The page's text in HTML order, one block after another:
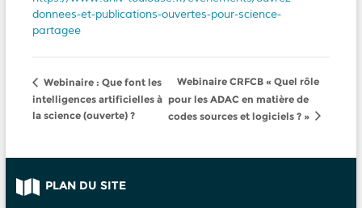
donnees-et-publications-ouvertes-pour-science-
partagee
Webinaire : Que font les
intelligences artificielles à
la science (ouverte) ?
Webinaire CRFCB « Quel rôle
pour les ADAC en matière de
codes sources et logiciels ? »
PLAN DU SITE